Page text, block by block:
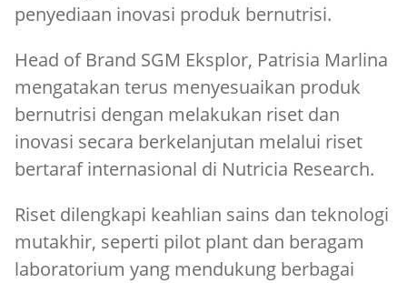
penyediaan inovasi produk bernutrisi.
Head of Brand SGM Eksplor, Patrisia Marlina
mengatakan terus menyesuaikan produk
bernutrisi dengan melakukan riset dan
inovasi secara berkelanjutan melalui riset
bertaraf internasional di Nutricia Research.
Riset dilengkapi keahlian sains dan teknologi
mutakhir, seperti pilot plant dan beragam
laboratorium yang mendukung berbagai